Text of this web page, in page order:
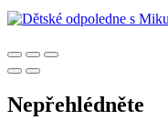
Nepřehlédněte